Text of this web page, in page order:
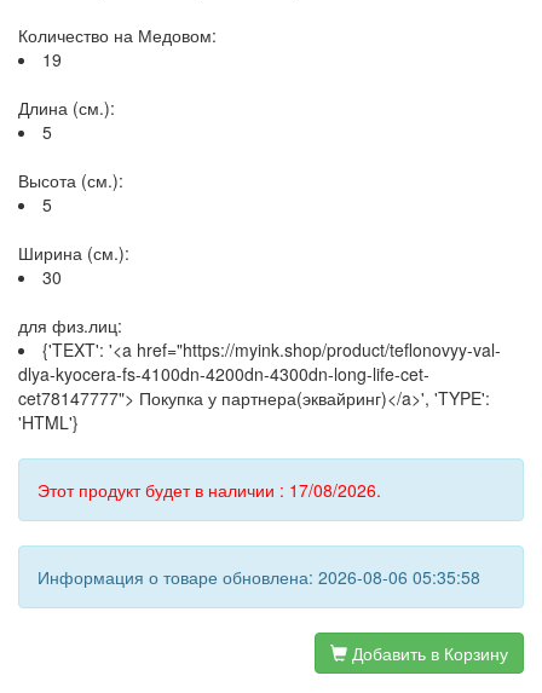
Количество на Медовом:
19
Длина (см.):
5
Высота (см.):
5
Ширина (см.):
30
для физ.лиц:
{'TEXT': '<a href="https://myink.shop/product/teflonovyy-val-
dlya-kyocera-fs-4100dn-4200dn-4300dn-long-life-cet-
cet78147777"> Покупка у партнера(эквайринг)</a>', 'TYPE':
'HTML'}
Этот продукт будет в наличии : 17/08/2026.
Информация о товаре обновлена: 2026-08-06 05:35:58
Добавить в Корзину